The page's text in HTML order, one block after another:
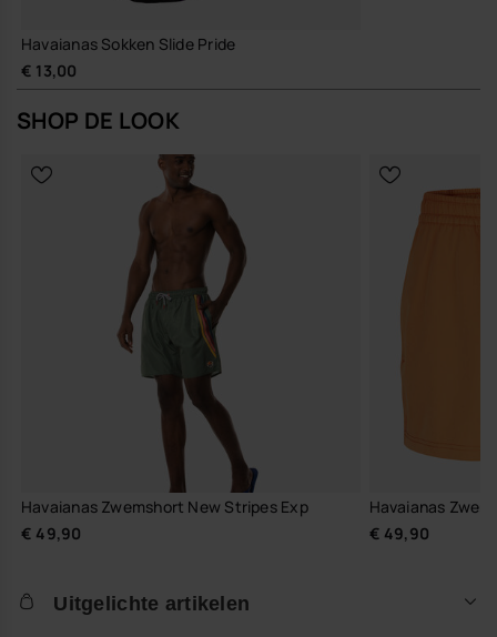
Havaianas Sokken Slide Pride
€ 13,00
SHOP DE LOOK
Havaianas Zwemshort New Stripes Exp
€ 49,90
Havaianas
€ 49,90
Uitgelichte artikelen